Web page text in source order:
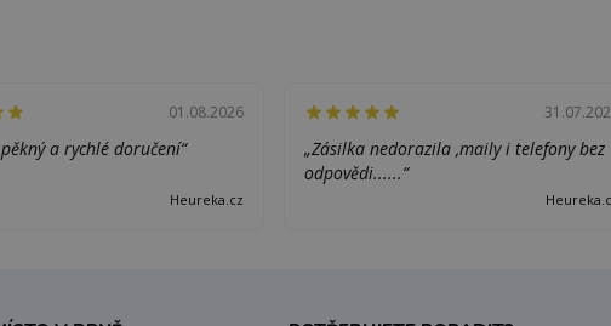
01.08.2026
a rychlé doručení“
Heureka.cz
„Zásilka nedorazila ,maily i telefony bez
odpovědi......“